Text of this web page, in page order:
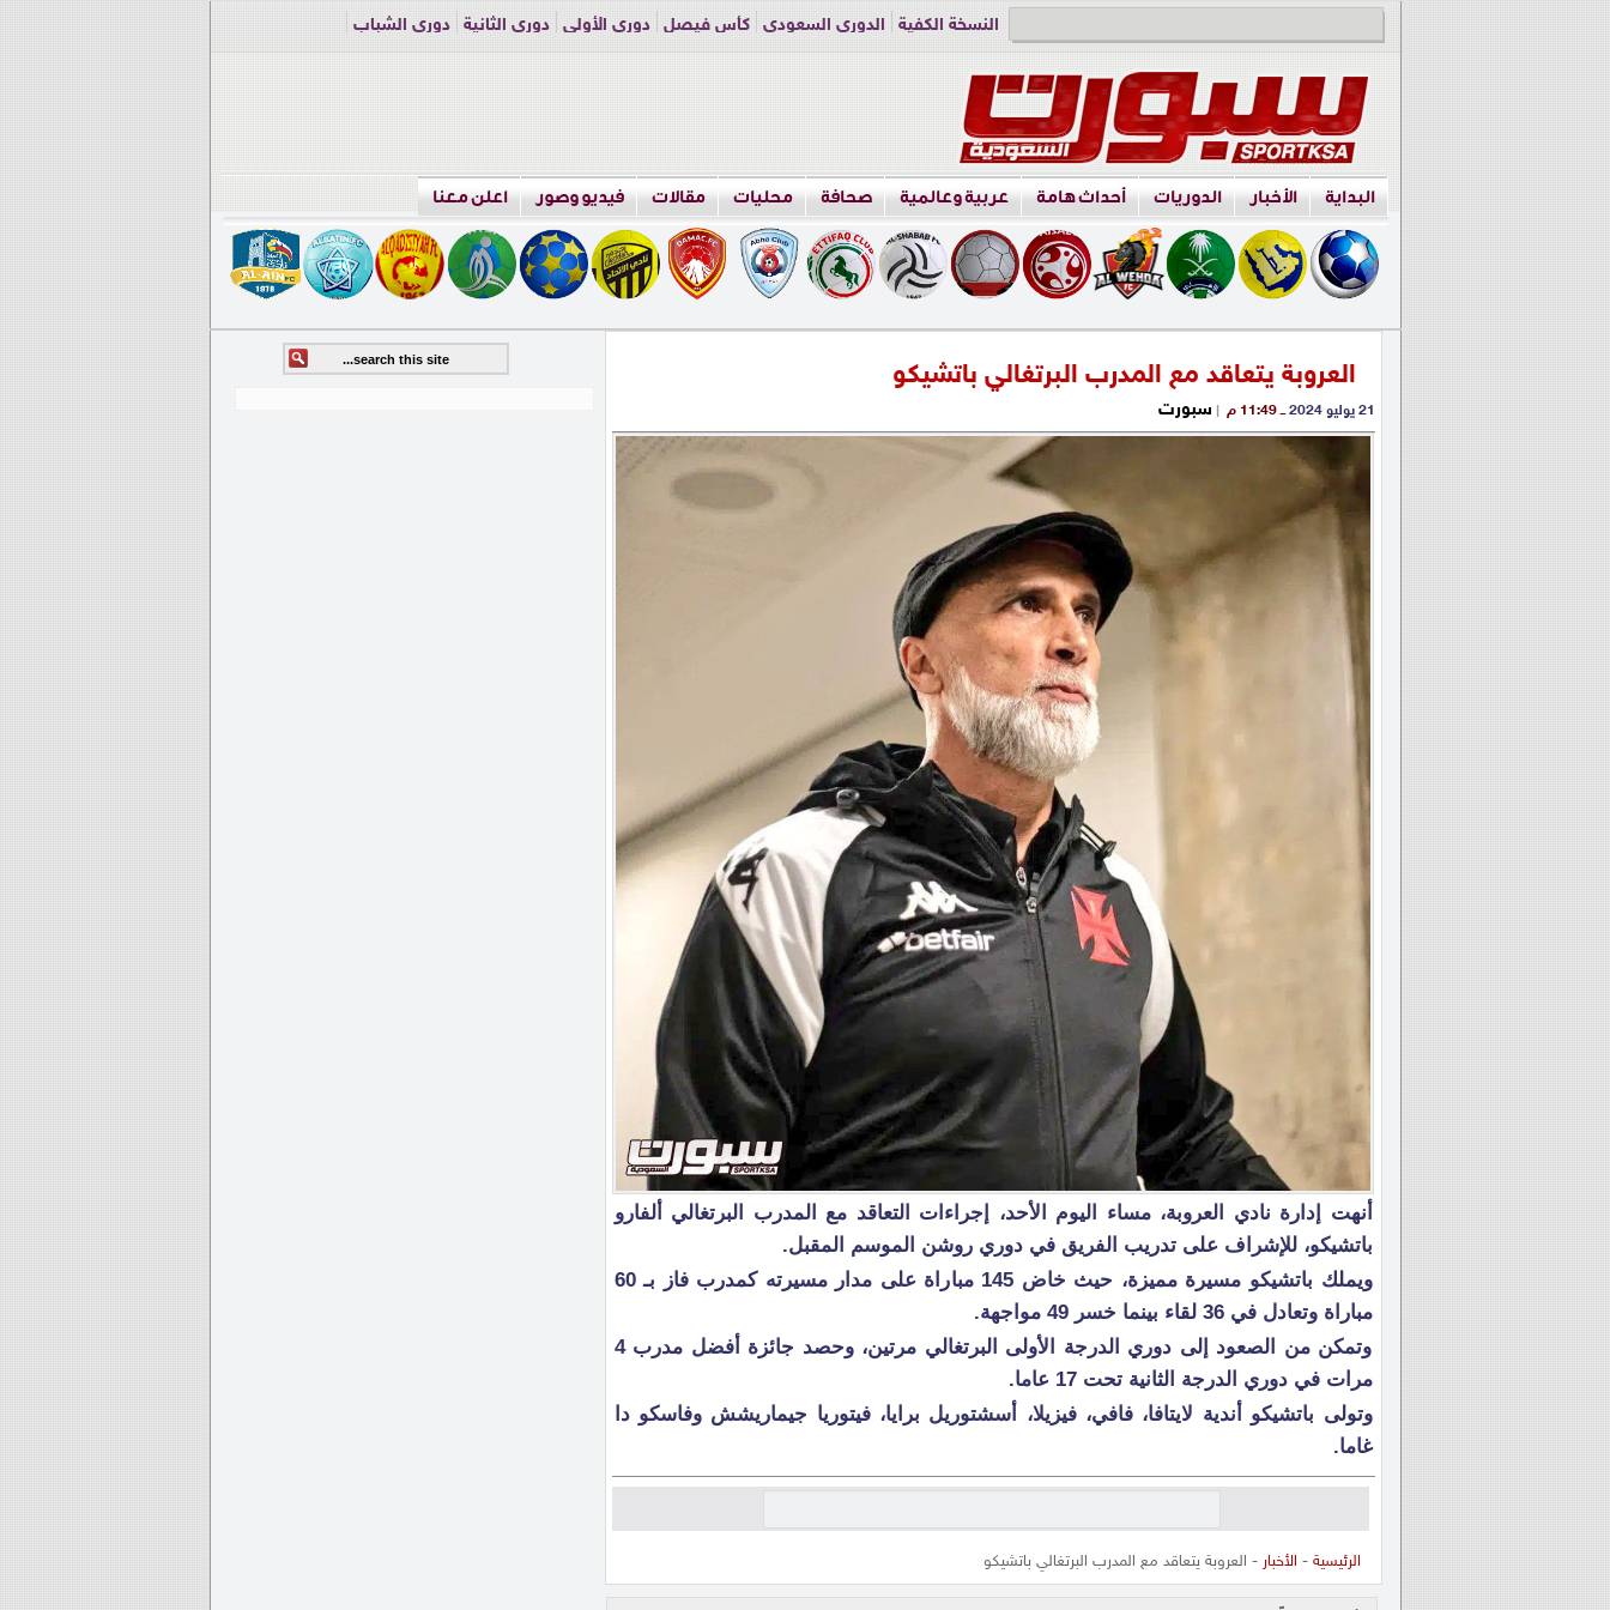
النسخة الكفية الدوري السعودي كأس فيصل دوري الأولى دوري الثانية
دوري الشباب
البداية الأخبار الدوريات أحداث هامة عربية وعالمية صحافة محليات مقالات فيديو وصور اعلن معنا
العروبة يتعاقد مع المدرب البرتغالي باتشيكو
21 يوليو 2024 ــ 11:49 م | سبورت
أنهت إدارة نادي العروبة، مساء اليوم الأحد، إجراءات التعاقد مع المدرب البرتغالي ألفارو
باتشيكو، للإشراف على تدريب الفريق في دوري روشن الموسم المقبل.
ويملك باتشيكو مسيرة مميزة، حيث خاض 145 مباراة على مدار مسيرته كمدرب فاز بـ 60
مباراة وتعادل في 36 لقاء بينما خسر 49 مواجهة.
وتمكن من الصعود إلى دوري الدرجة الأولى البرتغالي مرتين، وحصد جائزة أفضل مدرب 4
مرات في دوري الدرجة الثانية تحت 17 عاما.
وتولى باتشيكو أندية لايتافا، فافي، فيزيلا، أسشتوريل برايا، فيتوريا جيماريشش وفاسكو دا
غاما.
الرئيسية - الأخبار - العروبة يتعاقد مع المدرب البرتغالي باتشيكو